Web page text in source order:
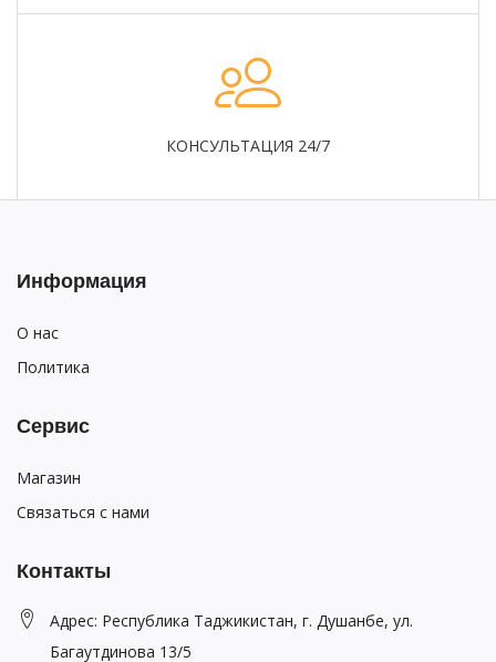
КОНСУЛЬТАЦИЯ 24/7
Информация
О нас
Политика
Сервис
Магазин
Связаться с нами
Контакты
Адрес: Республика Таджикистан, г. Душанбе, ул.
Багаутдинова 13/5